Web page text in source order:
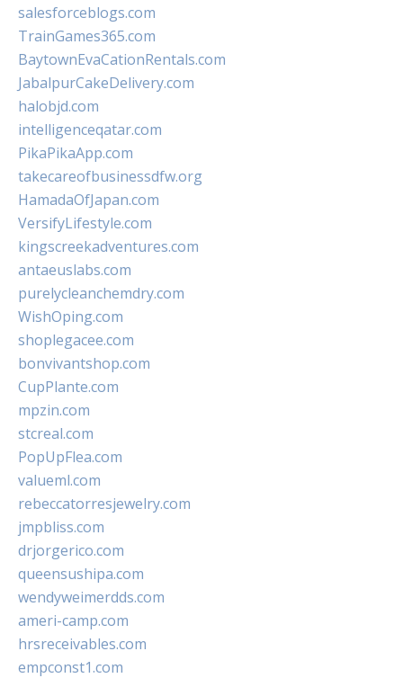
salesforceblogs.com
TrainGames365.com
BaytownEvaCationRentals.com
JabalpurCakeDelivery.com
halobjd.com
intelligenceqatar.com
PikaPikaApp.com
takecareofbusinessdfw.org
HamadaOfJapan.com
VersifyLifestyle.com
kingscreekadventures.com
antaeuslabs.com
purelycleanchemdry.com
WishOping.com
shoplegacee.com
bonvivantshop.com
CupPlante.com
mpzin.com
stcreal.com
PopUpFlea.com
valueml.com
rebeccatorresjewelry.com
jmpbliss.com
drjorgerico.com
queensushipa.com
wendyweimerdds.com
ameri-camp.com
hrsreceivables.com
empconst1.com